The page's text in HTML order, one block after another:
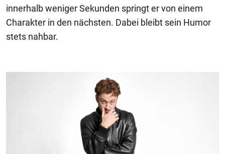
innerhalb weniger Sekunden springt er von einem
Charakter in den nächsten. Dabei bleibt sein Humor
stets nahbar.